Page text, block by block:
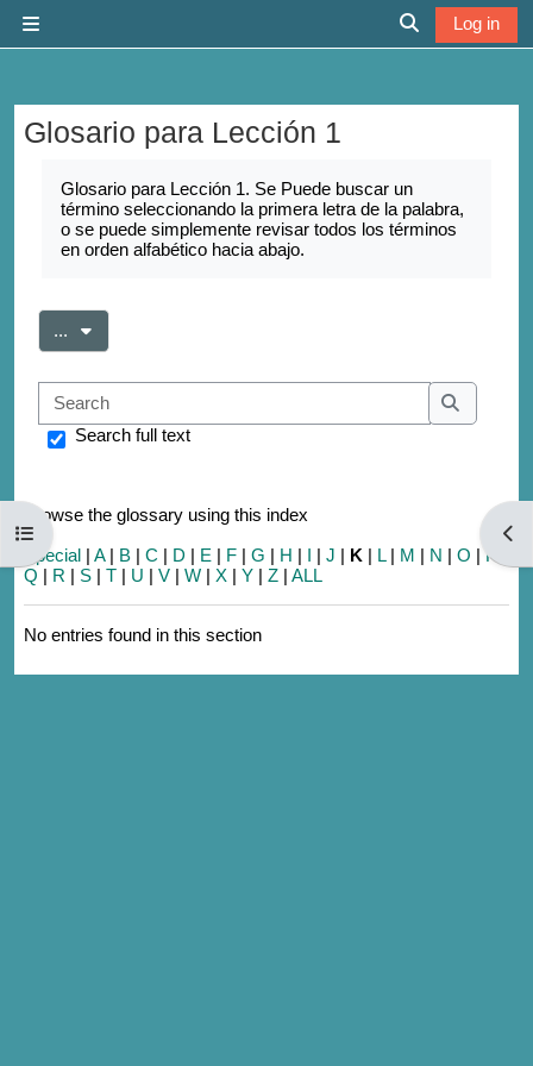
Toggle search
Log in
Open course index
Glosario para Lección 1
Glosario para Lección 1. Se Puede buscar un
término seleccionando la primera letra de la palabra,
o se puede simplemente revisar todos los términos
en orden alfabético hacia abajo.
... Export entries
Search
Search
Search full text
Browse the glossary using this index
Special | A| B | C | D | E | F | G | H | I | J | K | L| M | N | O |P
Q | R | S | T | U | V | W | X | Y | Z | ALL
No entries found in this section